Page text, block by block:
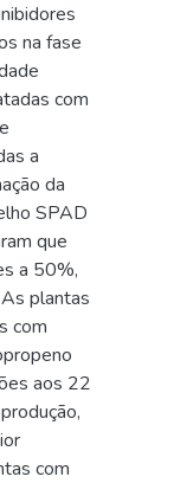
na fase
com
a
da
SPAD
que
a 50%,
plantas
com
aos 22
com